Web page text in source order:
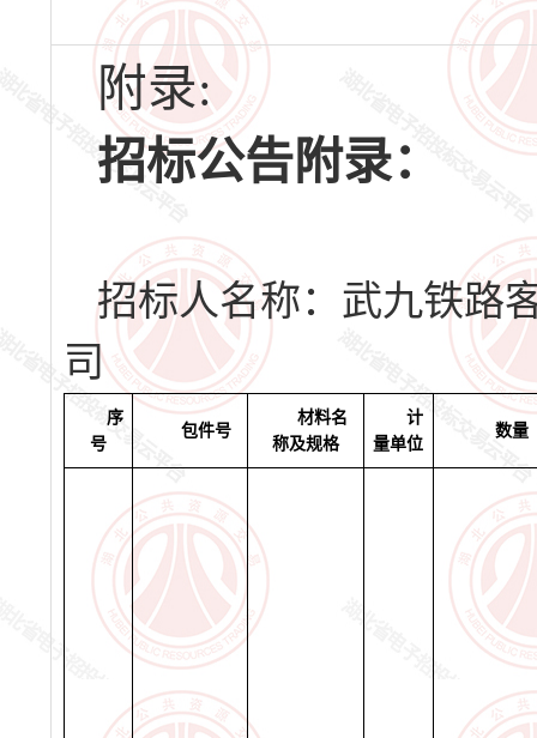
附录:
招标公告附录：
招标人名称： 武九铁路
司招标
序
号
包件号
材料名
称及规格
计
量单位
数量